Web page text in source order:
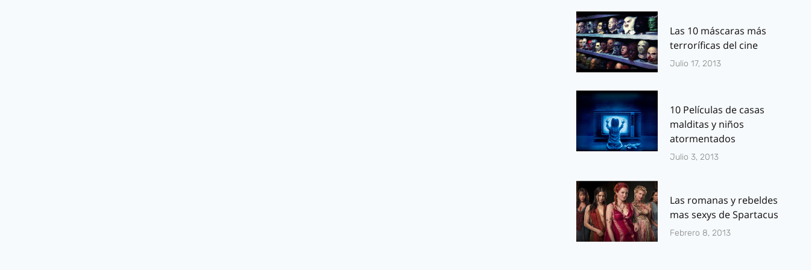
Las 10 máscaras más
terroríficas del cine
Julio 17, 2013
10 Películas de casas
malditas y niños
atormentados
Julio 3, 2013
Las romanas y rebeldes
mas sexys de Spartacus
Febrero 8, 2013